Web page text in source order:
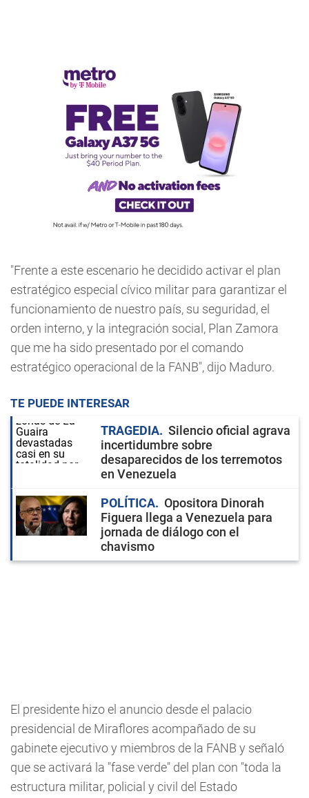
"Frente a este escenario he decidido activar el plan
estratégico especial cívico militar para garantizar el
funcionamiento de nuestro país, su seguridad, el
orden interno, y la integración social, Plan Zamora
que me ha sido presentado por el comando
estratégico operacional de la FANB", dijo Maduro.
TE PUEDE INTERESAR
TRAGEDIA
Silencio oficial agrava
incertidumbre sobre
desaparecidos de los terremotos
en Venezuela
POLÍTICA
Opositora Dinorah
Figuera llega a Venezuela para
jornada de diálogo con el
chavismo
El presidente hizo el anuncio desde el palacio
presidencial de Miraflores acompañado de su
gabinete ejecutivo y miembros de la FANB y señaló
que se activará la "fase verde" del plan con "toda la
estructura militar, policial y civil del Estado